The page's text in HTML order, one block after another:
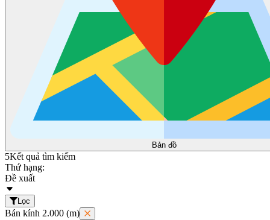
Bản đồ
5Kết quả tìm kiếm
Thứ hạng:
Đề xuất
Lọc
Bán kính 2.000 (m)